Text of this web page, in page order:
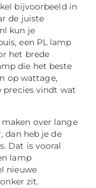
bijvoorbeeld in
de juiste
kun je
een PL lamp
het brede
die het beste
op wattage,
vindt wat
over lange
dan heb je de
Dat is vooral
lamp
nieuwe
zit.